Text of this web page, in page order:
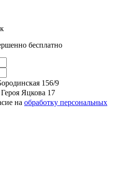
бесплатно
156/9
Героя Яцкова 17
на обработку персональных